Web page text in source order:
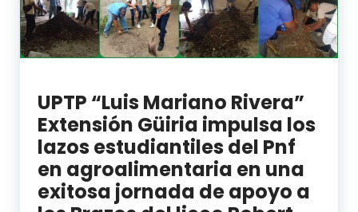
UPTP “Luis Mariano Rivera”
Extensión Güiria impulsa los
lazos estudiantiles del Pnf
en agroalimentaria en una
exitosa jornada de apoyo a